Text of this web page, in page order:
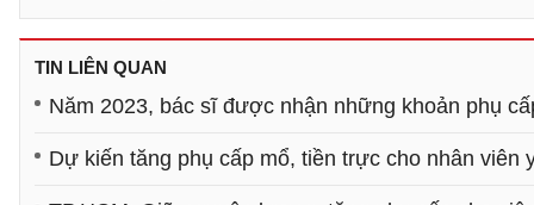
TIN LIÊN QUAN
Năm 2023, bác sĩ được nhận những khoản phụ
Dự kiến tăng phụ cấp mổ, tiền trực cho nhân viên